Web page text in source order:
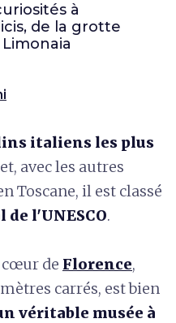
à
de la grotte
italiens les plus
et, avec les autres
Toscane, il est classé
l'UNESCO.
cœur de Florence,
carrés, est bien
véritable musée à